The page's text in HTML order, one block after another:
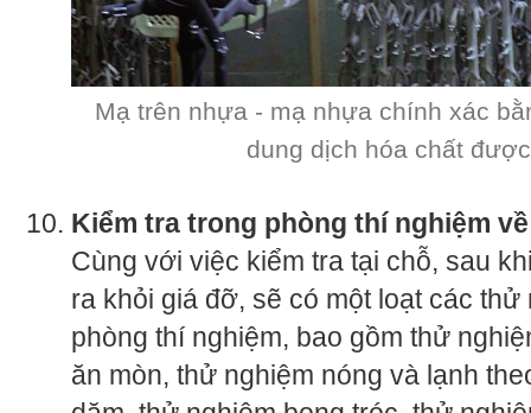
Mạ trên nhựa - mạ nhựa chính xác
dung dịch hóa chất
Kiểm tra trong phòng thí nghiệm
Cùng với việc kiểm tra tại chỗ, sau
ra khỏi giá đỡ, sẽ có một loạt các
phòng thí nghiệm, bao gồm thử
ăn mòn, thử nghiệm nóng và lạnh